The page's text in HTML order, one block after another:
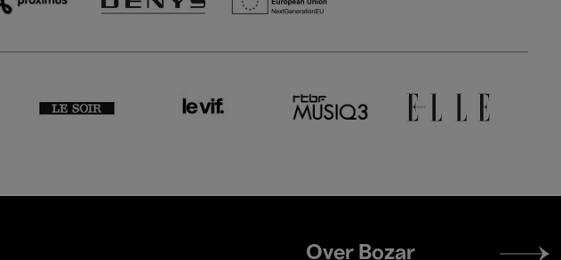
Footer
Over Bozar